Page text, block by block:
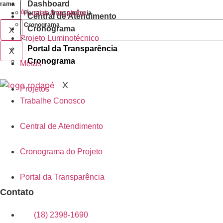
X
Portal da Transparência
Cronograma
X
Dashboard
Central de Atendimento
Cronograma
Portal da Transparência
Cronograma
X
A Luzes Araçatuba
Projeto Luminotécnico
Metas
Projetos
Trabalhe Conosco
Central de Atendimento
Cronograma do Projeto
Portal da Transparência
Contato
(18) 2398-1690